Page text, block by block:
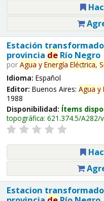
Estación
provincia deRío Negro
por Agua y Energía Eléctrica,
Idioma: Español
Editor: Buenos Aires: Agua y
1988
Disponibilidad: Ítems
topográfica: 621.374.5/A282/
Estacion